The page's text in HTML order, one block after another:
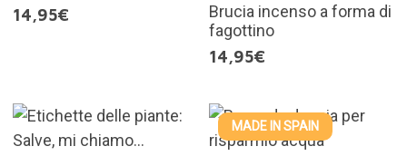
14,95€
Brucia incenso a forma di
fagottino
14,95€
MADE IN SPAIN